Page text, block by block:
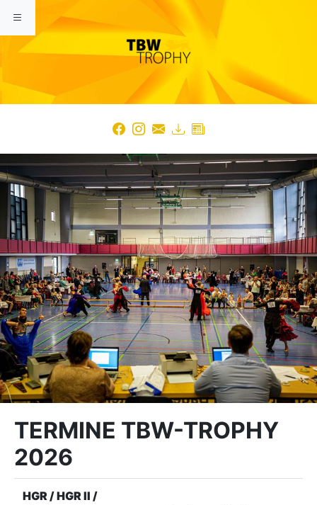
TERMINE TBW-TROPHY
2026
HGR / HGR II /